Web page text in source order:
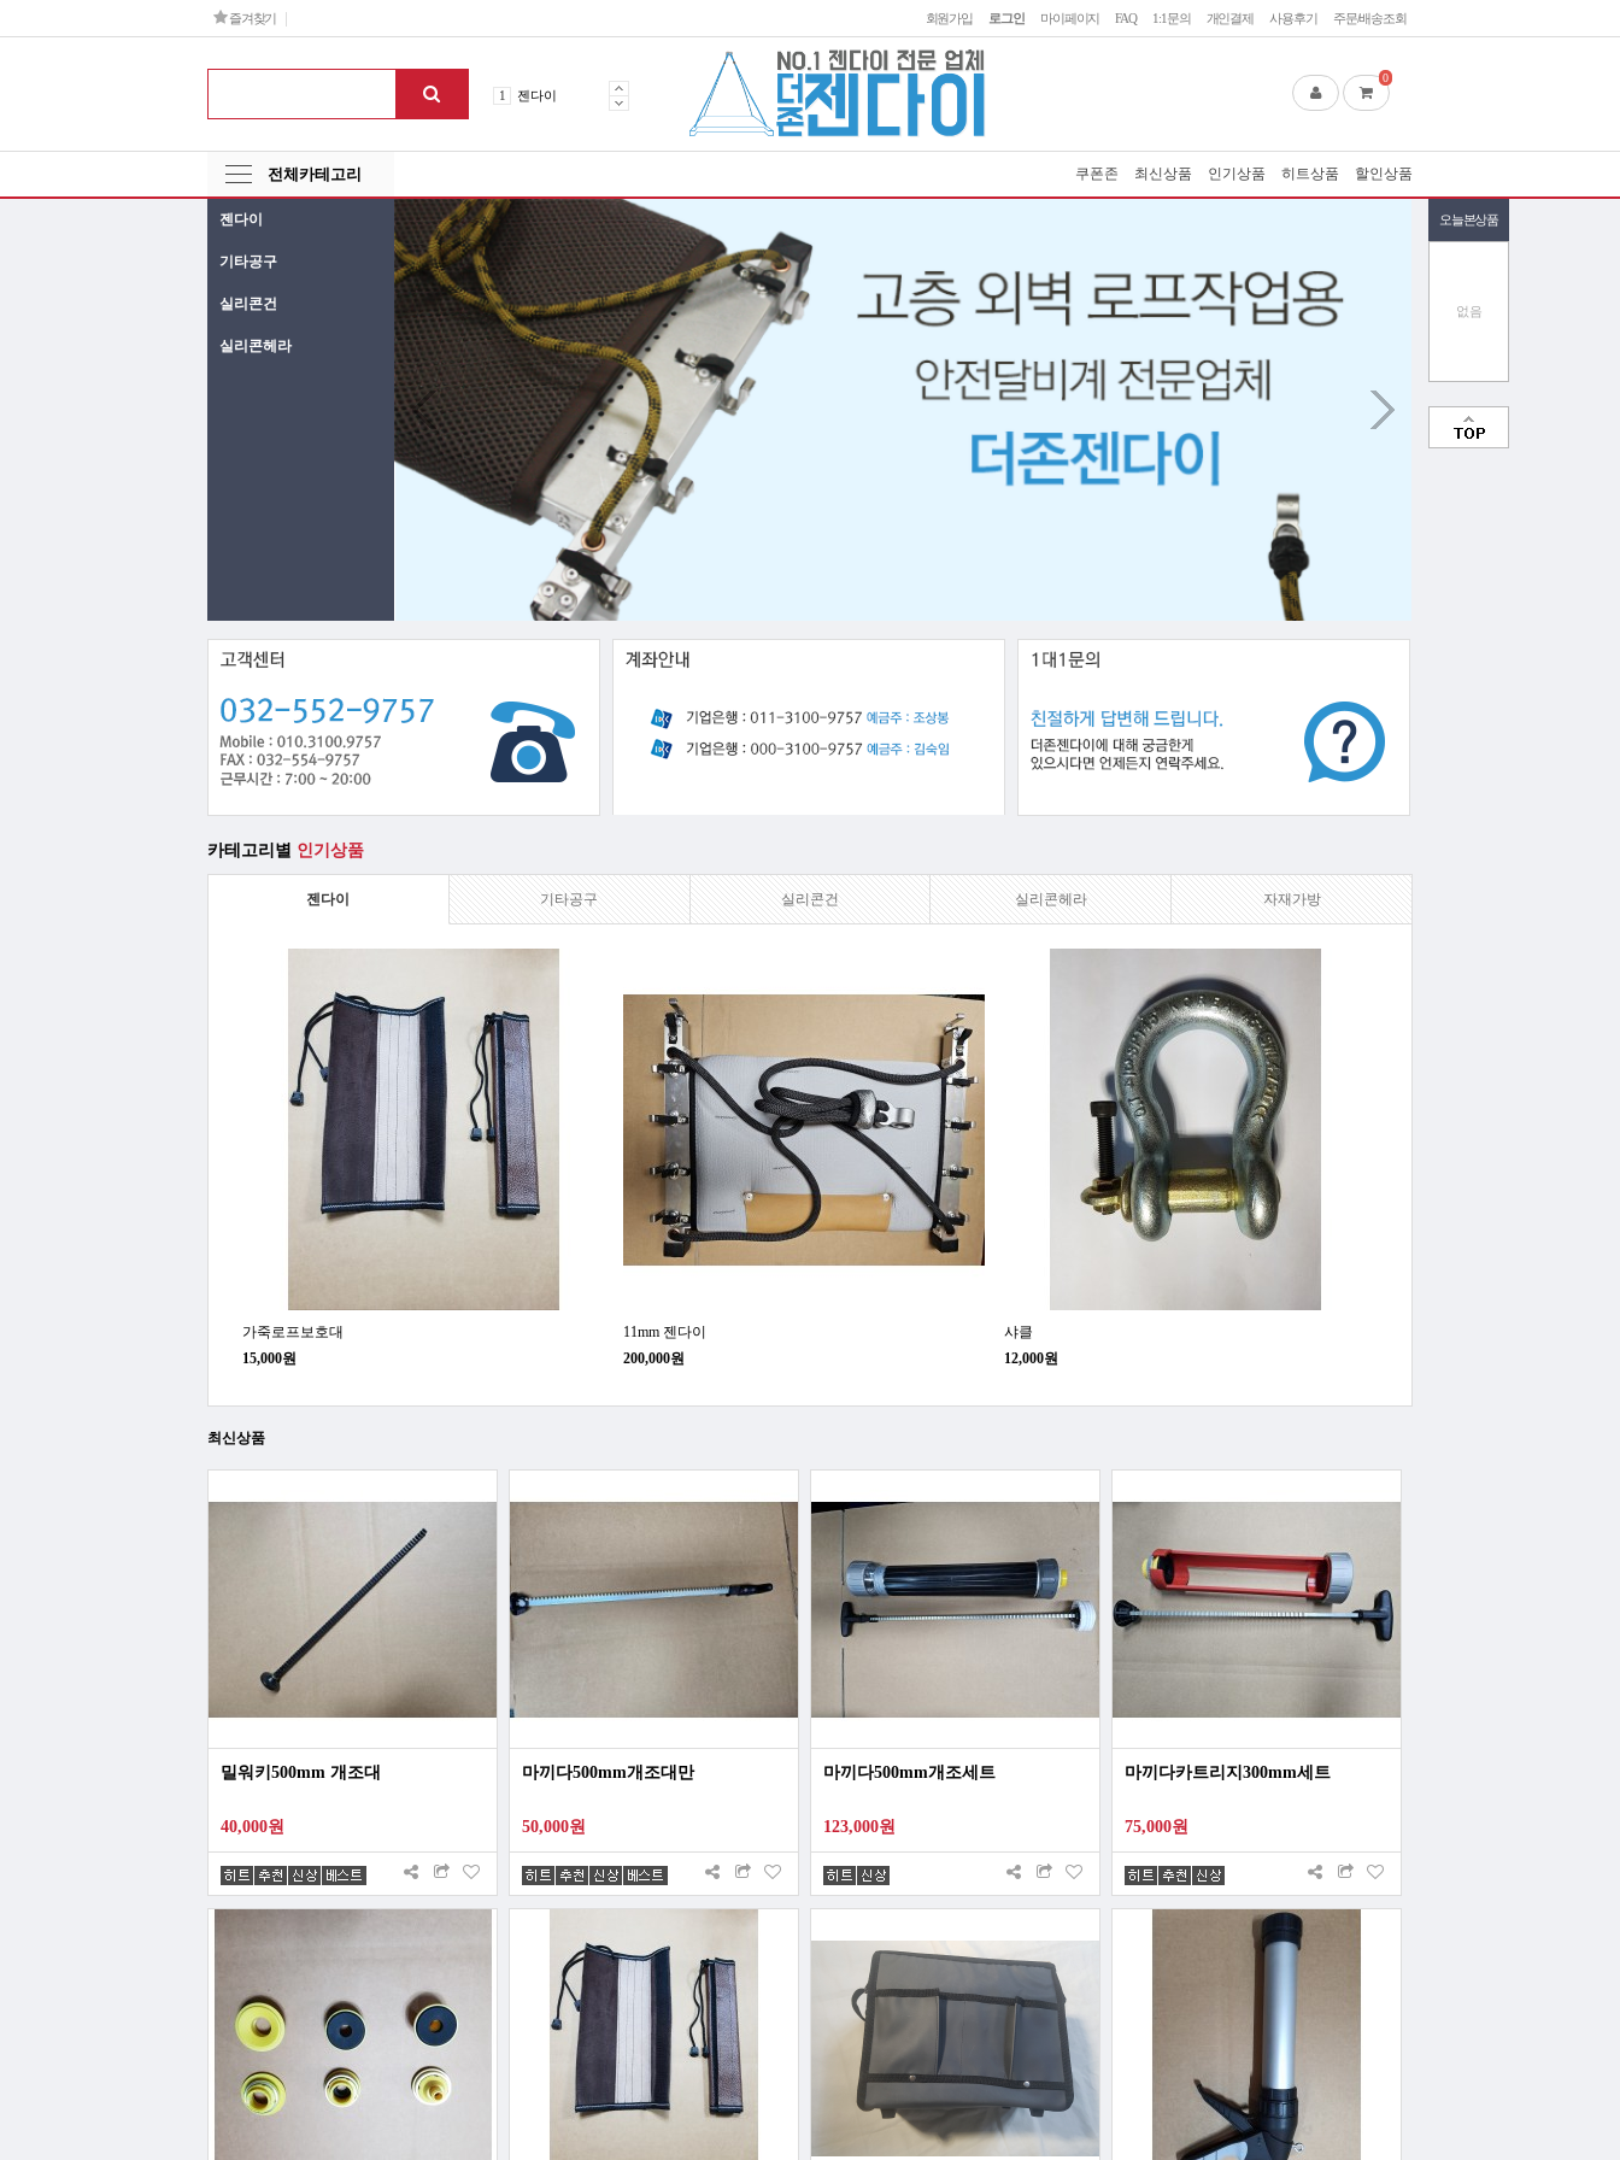
회원가입 로그인 마이페이지 FAQ 1:1문의 개인결제 사용후기 주문/배송조회
즐겨찾기
1 젠다이
3 건커버
5 로프보호대
실리콘건
젠다이
0
전체카테고리 쿠폰존 최신상품 인기상품 히트상품 할인상품
오늘본상품
없음
젠다이
기타공구
실리콘건
실리콘헤라
카테고리별 인기상품
젠다이 기타공구 실리콘건 실리콘헤라 자재가방
가죽로프보호대
15,000원
11mm 젠다이
200,000원
샤클
12,000원
최신상품
밀워키500mm 개조대
40,000원
마끼다500mm개조대만
50,000원
마끼다500mm개조세트
123,000원
마끼다카트리지300mm세트
75,000원